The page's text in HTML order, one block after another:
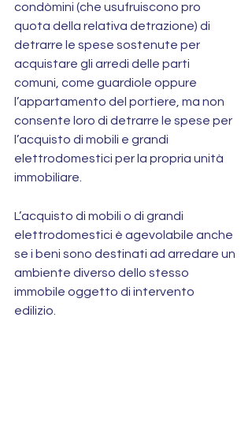
condòmini (che usufruiscono pro
quota della relativa detrazione) di
detrarre le spese sostenute per
acquistare gli arredi delle parti
comuni, come guardiole oppure
l’appartamento del portiere, ma non
consente loro di detrarre le spese per
l’acquisto di mobili e grandi
elettrodomestici per la propria unità
immobiliare.
L’acquisto di mobili o di grandi
elettrodomestici è agevolabile anche
se i beni sono destinati ad arredare un
ambiente diverso dello stesso
immobile oggetto di intervento
edilizio.